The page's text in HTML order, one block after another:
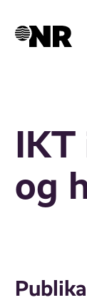
hovedinnhold
IKT
og